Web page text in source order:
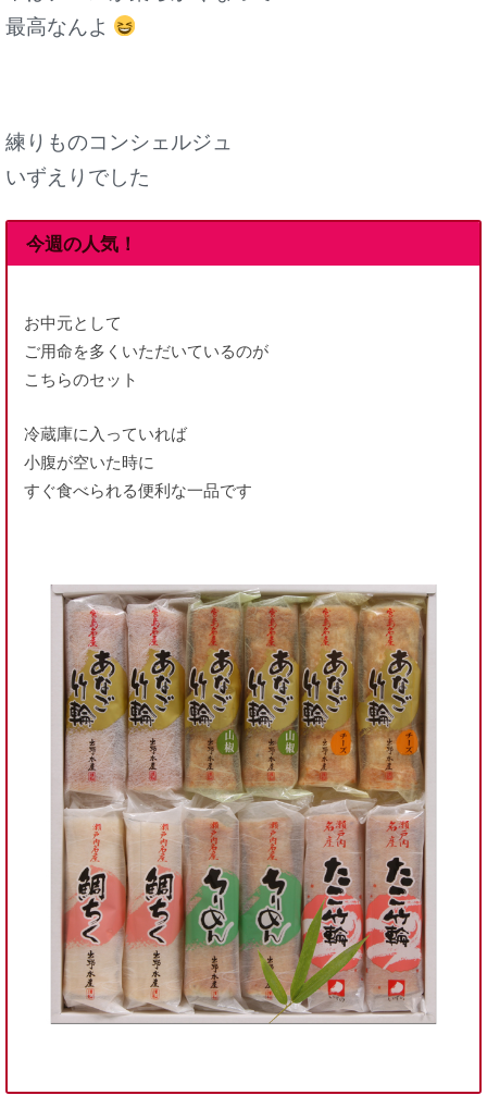
最高なんよ
練りものコンシェルジュ
いずえりでした
今週の人気！
お中元として
ご用命を多くいただいているのが
こちらのセット
冷蔵庫に入っていれば
小腹が空いた時に
すぐ食べられる便利な一品です